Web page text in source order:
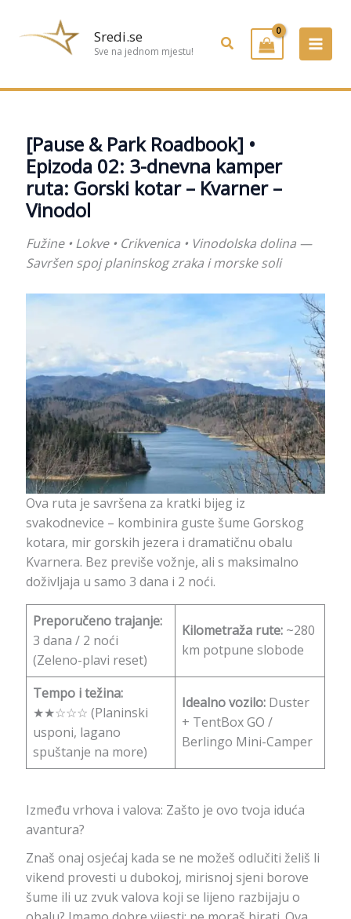
Sredi.se
Sve na jednom mjestu! Pretraživanje
[Pause & Park Roadbook] •
Epizoda 02: 3-dnevna kamper
ruta: Gorski kotar – Kvarner –
Vinodol
Fužine • Lokve • Crikvenica • Vinodolska dolina —
Savršen spoj planinskog zraka i morske soli
Ova ruta je savršena za kratki bijeg iz
svakodnevice – kombinira guste šume Gorskog
kotara, mir gorskih jezera i dramatičnu obalu
Kvarnera. Bez previše vožnje, ali s maksimalno
doživljaja u samo 3 dana i 2 noći.
Preporučeno trajanje:
3 dana / 2 noći
(Zeleno-plavi reset)
Kilometraža rute:~280
km potpune slobode
Tempo i težina:
★★☆☆☆ (Planinski
usponi, lagano
spuštanje na more)
Idealno vozilo:Duster
+ TentBox GO /
Berlingo Mini-Camper
Između vrhova i valova: Zašto je ovo tvoja iduća
avantura?
Znaš onaj osjećaj kada se ne možeš odlučiti želiš li
vikend provesti u dubokoj, mirisnoj sjeni borove
šume ili uz zvuk valova koji se lijeno razbijaju o